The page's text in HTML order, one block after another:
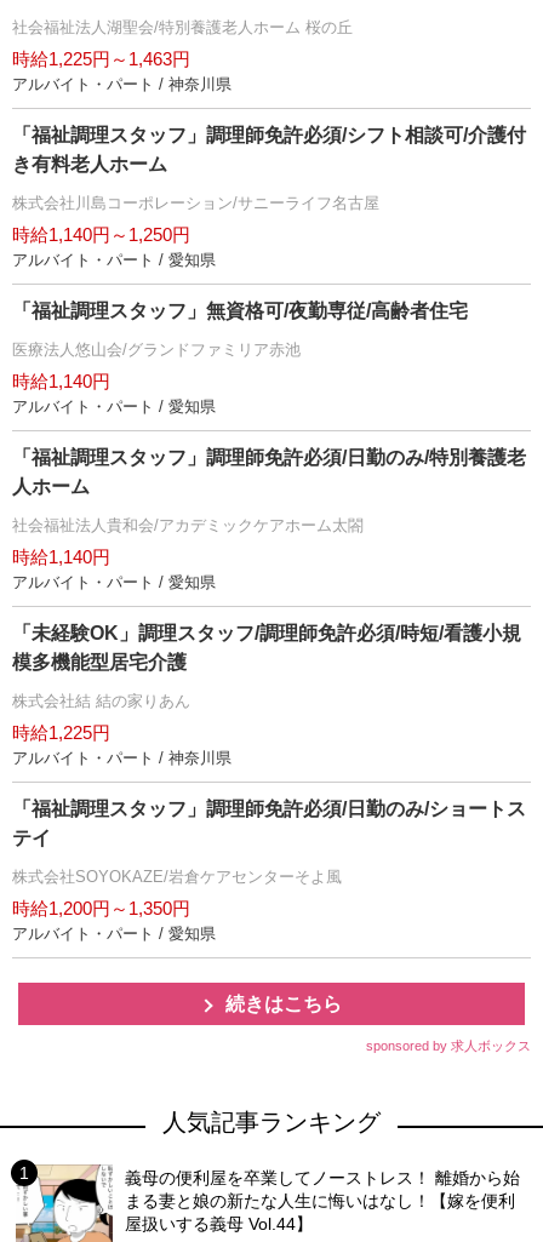
社会福祉法人湖聖会/特別養護老人ホーム 桜の丘
時給1,225円～1,463円
アルバイト・パート / 神奈川県
「福祉調理スタッフ」調理師免許必須/シフト相談可/介護付
き有料老人ホーム
株式会社川島コーポレーション/サニーライフ名古屋
時給1,140円～1,250円
アルバイト・パート / 愛知県
「福祉調理スタッフ」無資格可/夜勤専従/高齢者住宅
医療法人悠山会/グランドファミリア赤池
時給1,140円
アルバイト・パート / 愛知県
「福祉調理スタッフ」調理師免許必須/日勤のみ/特別養護老
人ホーム
社会福祉法人貴和会/アカデミックケアホーム太閤
時給1,140円
アルバイト・パート / 愛知県
「未経験OK」調理スタッフ/調理師免許必須/時短/看護小規
模多機能型居宅介護
株式会社結 結の家りあん
時給1,225円
アルバイト・パート / 神奈川県
「福祉調理スタッフ」調理師免許必須/日勤のみ/ショートス
テイ
株式会社SOYOKAZE/岩倉ケアセンターそよ風
時給1,200円～1,350円
アルバイト・パート / 愛知県
続きはこちら
sponsored by 求人ボックス
人気記事ランキング
義母の便利屋を卒業してノーストレス！ 離婚から始
まる妻と娘の新たな人生に悔いはなし！【嫁を便利
屋扱いする義母 Vol.44】